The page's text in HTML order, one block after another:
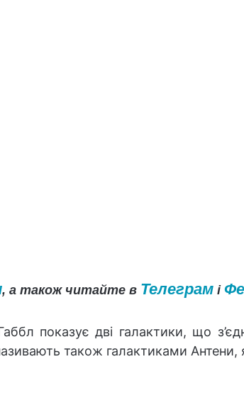
, а також читайте в Телеграмі
показує дві галактики, що
також галактиками Антени,